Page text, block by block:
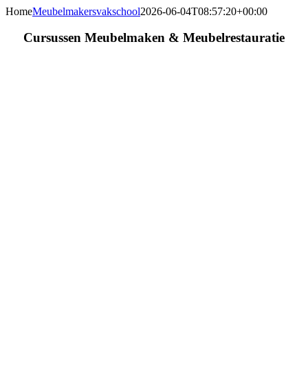
HomeMeubelmakersvakschool2026-06-04T08:57:20+00:00
Cursussen Meubelmaken & Meubelrestauratie